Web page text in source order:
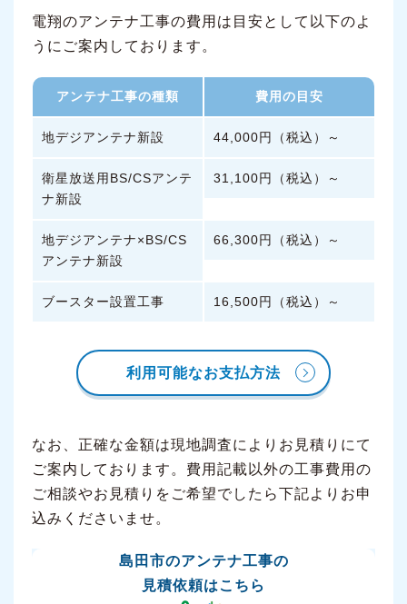
電翔のアンテナ工事の費用は目安として以下のよ
うにご案内しております。
アンテナ工事の種類 費用の目安
地デジアンテナ新設 44,000円（税込）～
衛星放送用BS/CSアンテ
ナ新設
31,100円（税込）～
地デジアンテナ×BS/CS
アンテナ新設
66,300円（税込）～
ブースター設置工事 16,500円（税込）～
利用可能なお支払方法
なお、正確な金額は現地調査によりお見積りにて
ご案内しております。費用記載以外の工事費用の
ご相談やお見積りをご希望でしたら下記よりお申
込みくださいませ。
島田市のアンテナ工事の
見積依頼はこちら